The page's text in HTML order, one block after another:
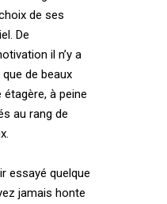
de ses
De
il n’y a
que de beaux
à peine
au rang de
essayé quelque
jamais honte